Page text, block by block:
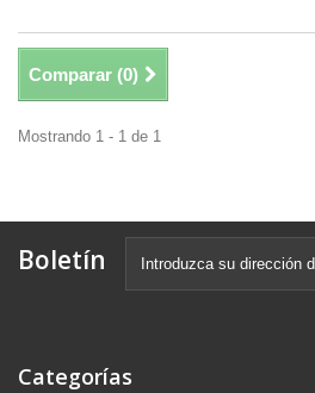
Comparar (0)
Mostrando 1 - 1 de 1
Boletín
Categorías